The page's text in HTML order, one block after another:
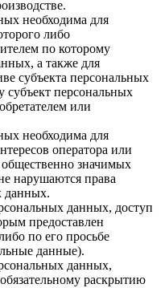
необходима для
либо
по которому
а также для
субъекта персональных
субъект персональных
или
необходима для
оператора или
значимых
нарушаются права
данных.
данных, доступ
предоставлен
по его просьбе
данные).
данных,
раскрытию